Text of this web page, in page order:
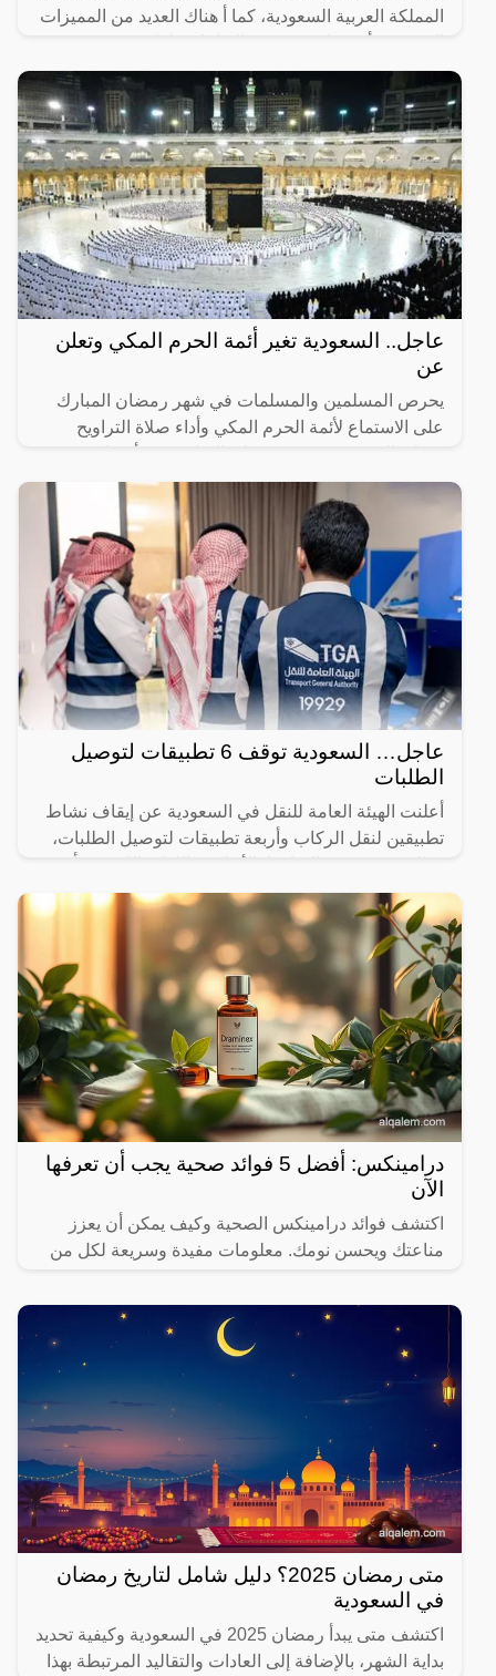
المملكة العربية السعودية، كما أ هناك العديد من المميزات
عاجل.. السعودية تغير أئمة الحرم المكي وتعلن
عن
يحرص المسلمين والمسلمات في شهر رمضان المبارك
على الاستماع لأئمة الحرم المكي وأداء صلاة التراويح
العبادات التي
عاجل… السعودية توقف 6 تطبيقات لتوصيل
الطلبات
أعلنت الهيئة العامة للنقل في السعودية عن إيقاف نشاط
تطبيقين لنقل الركاب وأربعة تطبيقات لتوصيل الطلبات،
درامينكس: أفضل 5 فوائد صحية يجب أن تعرفها
الآن
اكتشف فوائد درامينكس الصحية وكيف يمكن أن يعزز
مناعتك ويحسن نومك. معلومات مفيدة وسريعة لكل من
متى رمضان 2025؟ دليل شامل لتاريخ رمضان
في السعودية
اكتشف متى يبدأ رمضان 2025 في السعودية وكيفية تحديد
بداية الشهر، بالإضافة إلى العادات والتقاليد المرتبطة بهذا